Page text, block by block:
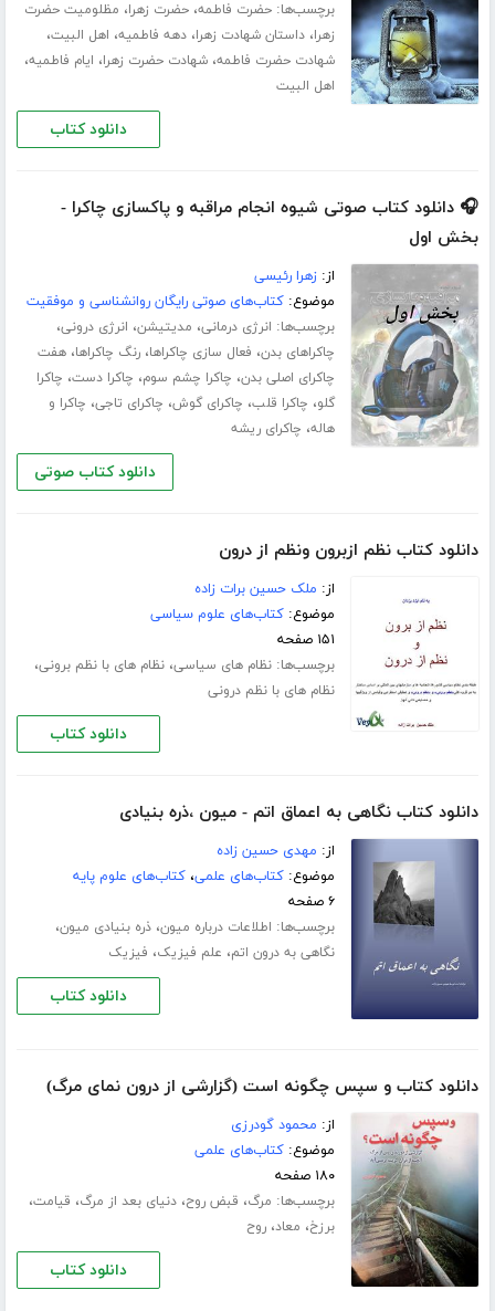
برچسب‌ها:حضرت فاطمه،حضرت زهرا، مظلومیت حضرت
زهرا،داستان شهادت زهرا،دهه فاطمیه، اهل البیت،
شهادت حضرت فاطمه،شهادت حضرت زهرا، ایام فاطمیه،
اهل البیت
دانلود کتاب
🎧 دانلود کتاب صوتی شیوه انجام مراقبه و پاکسازی چاکرا -
بخش اول
از:زهرا رئیسی
موضوع:کتاب‌های صوتی رایگان روانشناسی و موفقیت
برچسب‌ها: انرژی درمانی، مدیتیشن، انرژی درونی،
چاکراهای بدن، فعال سازی چاکراها،رنگ چاکراها،هفت
چاکرای اصلی بدن، چاکرا چشم سوم، چاکرا دست، چاکرا
گلو، چاکرا قلب، چاکرای گوش، چاکرای تاجی، چاکرا و
هاله، چاکرای ریشه
دانلود کتاب صوتی
دانلود کتاب نظم ازبرون ونظم از درون
از: ملک حسین برات زاده
موضوع:کتاب‌های علوم سیاسی
۱۵۱ صفحه
برچسب‌ها:نظام های سیاسی،نظام های با نظم برونی،
نظام های با نظم درونی
دانلود کتاب
دانلود کتاب نگاهی به اعماق اتم - میون ،ذره بنیادى
از: مهدى حسین زاده
موضوع:کتاب‌های علمی،کتاب‌های علوم پایه
۶ صفحه
برچسب‌ها: اطلاعات درباره میون،ذره بنیادى میون،
نگاهی به درون اتم، علم فیزیک، فیزیک
دانلود کتاب
دانلود کتاب و سپس چگونه است (گزارشی از درون نمای مرگ)
از: محمود گودرزی
موضوع:کتاب‌های علمی
۱۸۰ صفحه
برچسب‌ها: مرگ، قبض روح،دنیای بعد از مرگ، قیامت،
برزخ، معاد،روح
دانلود کتاب